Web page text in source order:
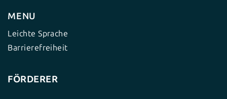
MENU
Leichte Sprache
Barrierefreiheit
FÖRDERER